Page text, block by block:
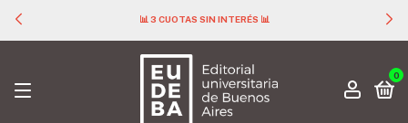
📊 3 CUOTAS SIN INTERÉS 📊
0